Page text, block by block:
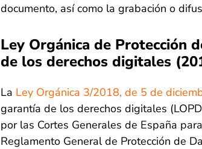
documento, así como la grabación o
Ley Orgánica de Protección
de los derechos digitales
La Ley Orgánica 3/2018, de 5 de
garantía de los derechos digitales
por las Cortes Generales de España
Reglamento General de Protección de